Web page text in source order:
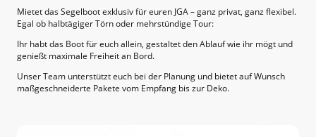
Mietet das Segelboot exklusiv für euren JGA – ganz privat, ganz flexibel.
Egal ob halbtägiger Törn oder mehrstündige Tour:
Ihr habt das Boot für euch allein, gestaltet den Ablauf wie ihr mögt und
genießt maximale Freiheit an Bord.
Unser Team unterstützt euch bei der Planung und bietet auf Wunsch
maßgeschneiderte Pakete vom Empfang bis zur Deko.